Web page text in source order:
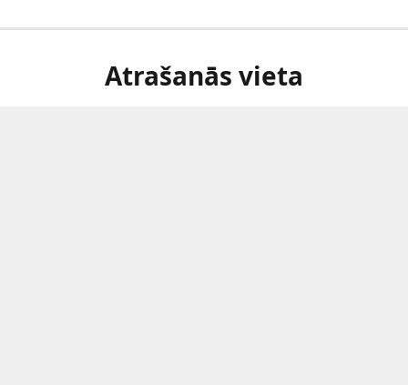
Atrašanās vieta